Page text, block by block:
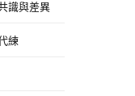
識與差異
練